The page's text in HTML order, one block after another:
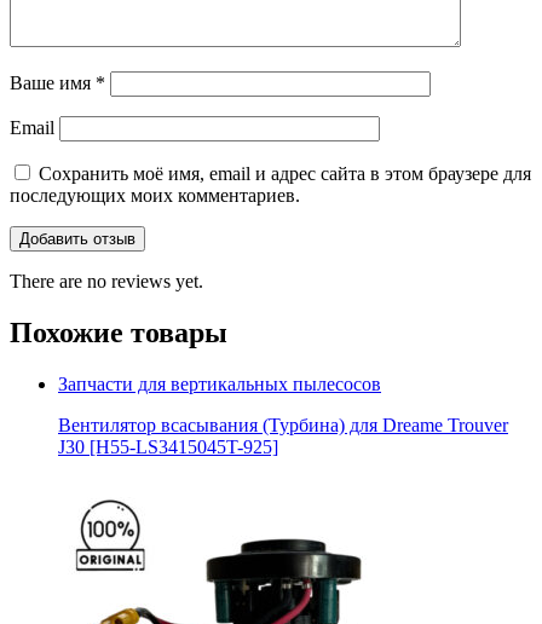
Ваше имя *
Email
Сохранить моё имя, email и адрес сайта в этом браузере для
последующих моих комментариев.
There are no reviews yet.
Похожие товары
Запчасти для вертикальных пылесосов
Вентилятор всасывания (Турбина) для Dreame Trouver
J30 [H55-LS3415045T-925]